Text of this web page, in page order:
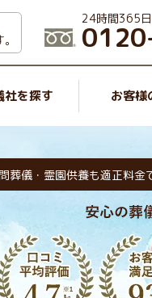
24時間365
社を探す お客様
葬儀・霊園供養も適正料金